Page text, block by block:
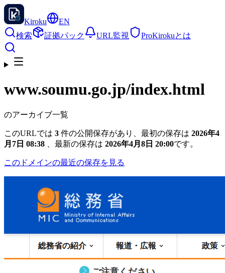
Kiroku
EN
検索
証拠パック URL監視 ProKirokuとは
www.soumu.go.jp/index.html
のアーカイブ一覧
このURLでは 3 件の公開保存があり、最初の保存は 2026年4
月7日 08:38
、最新の保存は 2026年4月8日 20:00です。
このドメインの最近の保存を見る